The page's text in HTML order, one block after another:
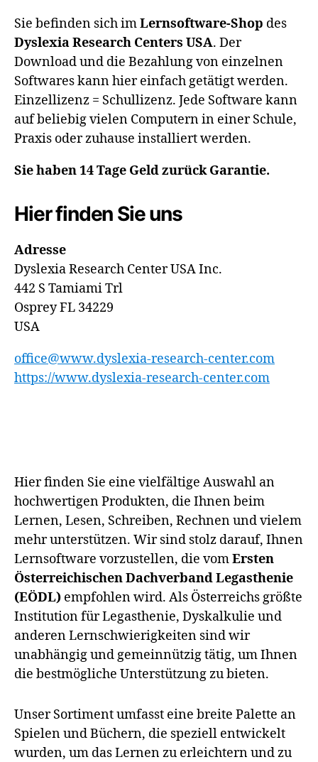
Sie befinden sich imLernsoftware-Shop des
Dyslexia Research Centers USA. Der
Download und die Bezahlung von einzelnen
Softwares kann hier einfach getätigt werden.
Einzellizenz = Schullizenz. Jede Software kann
auf beliebig vielen Computern in einer Schule,
Praxis oder zuhause installiert werden.
Sie haben 14 Tage Geld zurück Garantie.
Hier finden Sie uns
Adresse
Dyslexia Research Center USA Inc.
442 S Tamiami Trl
Osprey FL 34229
USA
office@www.dyslexia-research-center.com
https://www.dyslexia-research-center.com
Hier finden Sie eine vielfältige Auswahl an
hochwertigen Produkten, die Ihnen beim
Lernen, Lesen, Schreiben, Rechnen und vielem
mehr unterstützen. Wir sind stolz darauf, Ihnen
Lernsoftware vorzustellen, die vomErsten
Österreichischen Dachverband Legasthenie
(EÖDL) empfohlen wird. Als Österreichs größte
Institution für Legasthenie, Dyskalkulie und
anderen Lernschwierigkeiten sind wir
unabhängig und gemeinnützig tätig, um Ihnen
die bestmögliche Unterstützung zu bieten.
Unser Sortiment umfasst eine breite Palette an
Spielen und Büchern, die speziell entwickelt
wurden, um das Lernen zu erleichtern und zu